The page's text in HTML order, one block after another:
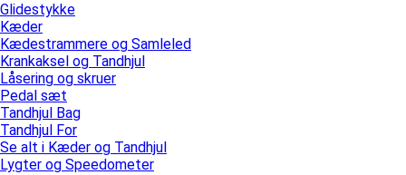
Glidestykke
Kæder
Kædestrammere og Samleled
Krankaksel og Tandhjul
Låsering og skruer
Pedal sæt
Tandhjul Bag
Tandhjul For
Se alt i Kæder og Tandhjul
Lygter og Speedometer